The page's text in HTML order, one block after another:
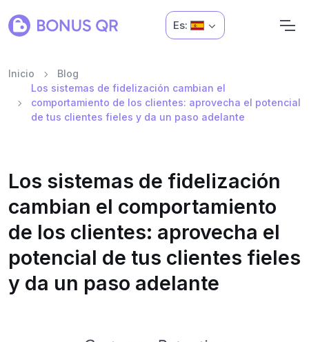
Es:
Inicio
Blog
Los sistemas de fidelización cambian el
comportamiento de los clientes: aprovecha el potencial
de tus clientes fieles y da un paso adelante
Los sistemas de fidelización
cambian el comportamiento
de los clientes: aprovecha el
potencial de tus clientes fieles
y da un paso adelante